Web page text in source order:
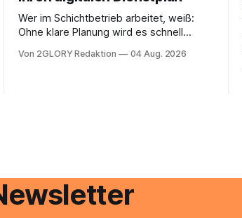
Wer im Schichtbetrieb arbeitet, weiß:
Ohne klare Planung wird es schnell
zentraler Zugangspunkt, um dienstpläne,
Von 2GLORY Redaktion 04 Aug. 2026